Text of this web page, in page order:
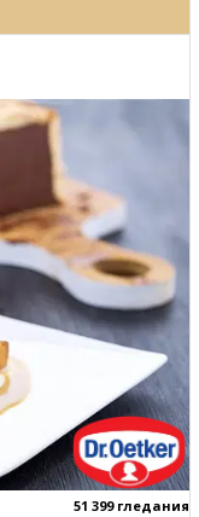
51 399 гледания